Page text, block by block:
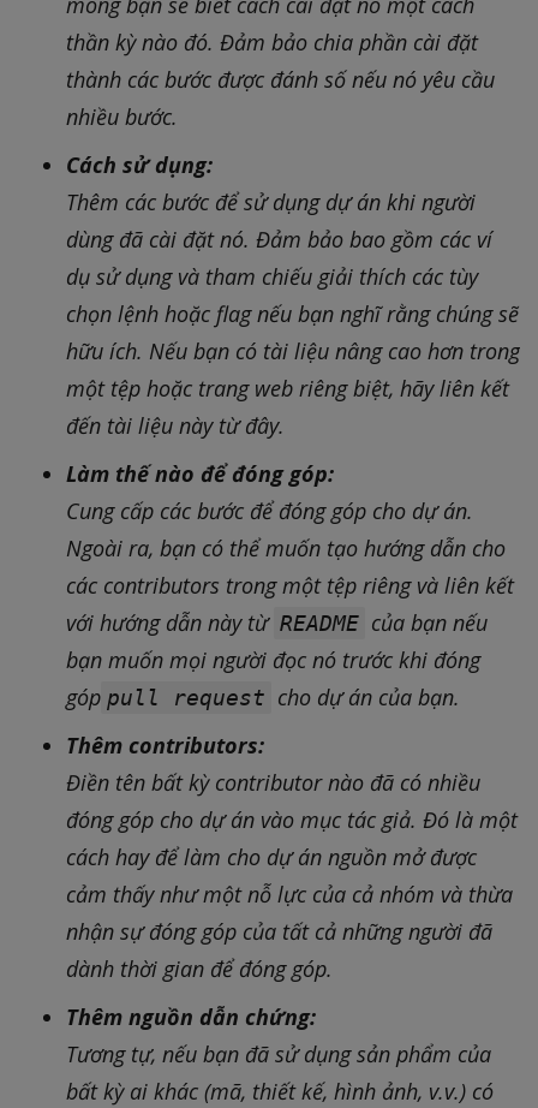
thần kỳ nào đó. Đảm bảo chia phần cài đặt
thành các bước được đánh số nếu nó yêu cầu
nhiều bước.
Cách sử dụng:
Thêm các bước để sử dụng dự án khi người
dùng đã cài đặt nó. Đảm bảo bao gồm các ví
dụ sử dụng và tham chiếu giải thích các tùy
chọn lệnh hoặc flag nếu bạn nghĩ rằng chúng sẽ
hữu ích. Nếu bạn có tài liệu nâng cao hơn trong
một tệp hoặc trang web riêng biệt, hãy liên kết
đến tài liệu này từ đây.
Làm thế nào để đóng góp:
Cung cấp các bước để đóng góp cho dự án.
Ngoài ra, bạn có thể muốn tạo hướng dẫn cho
các contributors trong một tệp riêng và liên kết
với hướng dẫn này từ README của bạn nếu
bạn muốn mọi người đọc nó trước khi đóng
góp pull request cho dự án của bạn.
Thêm contributors:
Điền tên bất kỳ contributor nào đã có nhiều
đóng góp cho dự án vào mục tác giả. Đó là một
cách hay để làm cho dự án nguồn mở được
cảm thấy như một nỗ lực của cả nhóm và thừa
nhận sự đóng góp của tất cả những người đã
dành thời gian để đóng góp.
Thêm nguồn dẫn chứng:
Tương tự, nếu bạn đã sử dụng sản phẩm của
bất kỳ ai khác (mã, thiết kế, hình ảnh, v.v.) có